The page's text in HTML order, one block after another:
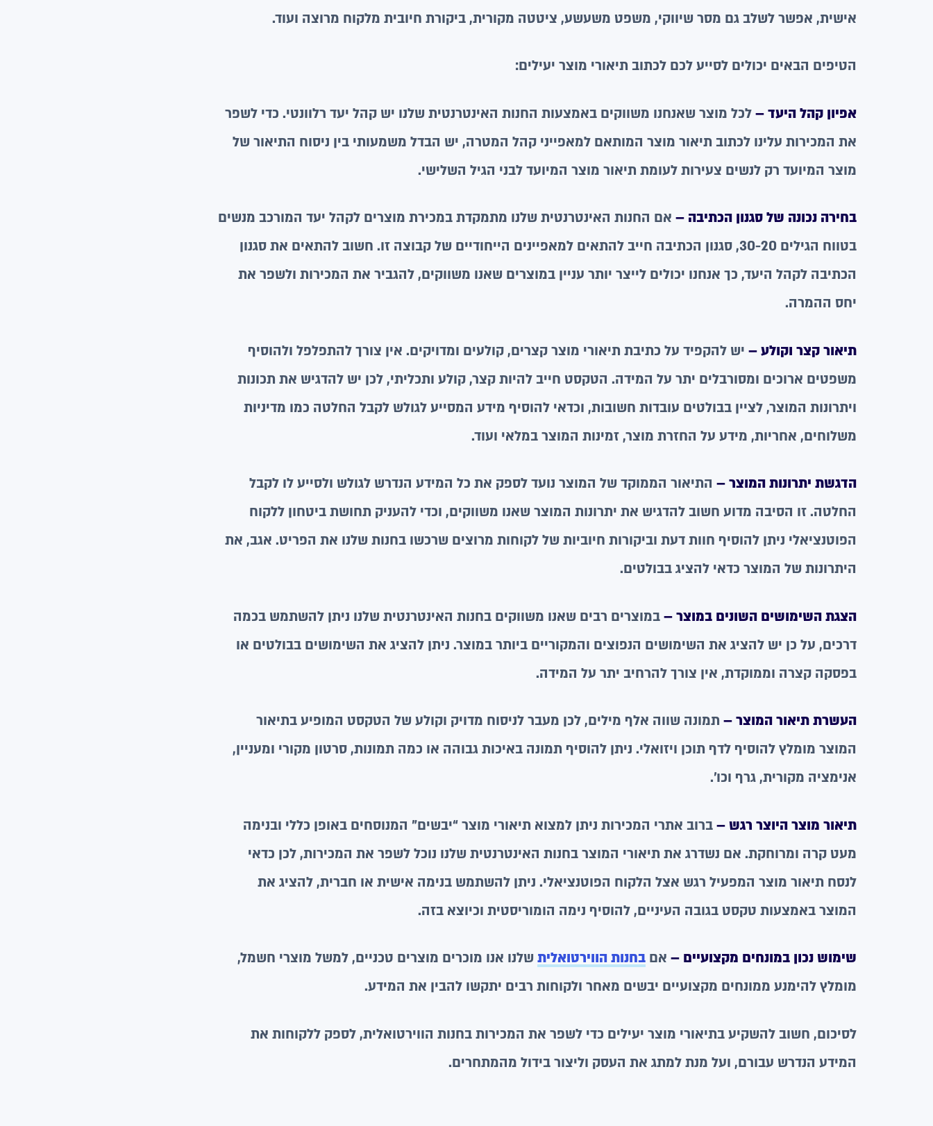
אישית, אפשר לשלב גם מסר שיווקי, משפט משעשע, ציטטה מקורית, ביקורת חיובית מלקוח מרוצה ועוד.
הטיפים הבאים יכולים לסייע לכם לכתוב תיאורי מוצר יעילים:
אפיון קהל היעד –לכל מוצר שאנחנו משווקים באמצעות החנות האינטרנטית שלנו יש קהל יעד רלוונטי. כדי לשפר
את המכירות עלינו לכתוב תיאור מוצר המותאם למאפייני קהל המטרה, יש הבדל משמעותי בין ניסוח התיאור של
מוצר המיועד רק לנשים צעירות לעומת תיאור מוצר המיועד לבני הגיל השלישי.
בחירה נכונה של סגנון הכתיבה – אם החנות האינטרנטית שלנו מתמקדת במכירת מוצרים לקהל יעד המורכב מנשים
בטווח הגילים 30-20, סגנון הכתיבה חייב להתאים למאפיינים הייחודיים של קבוצה זו. חשוב להתאים את סגנון
הכתיבה לקהל היעד, כך אנחנו יכולים לייצר יותר עניין במוצרים שאנו משווקים, להגביר את המכירות ולשפר את
יחס ההמרה.
תיאור קצר וקולע – יש להקפיד על כתיבת תיאורי מוצר קצרים, קולעים ומדויקים. אין צורך להתפלפל ולהוסיף
משפטים ארוכים ומסורבלים יתר על המידה. הטקסט חייב להיות קצר, קולע ותכליתי, לכן יש להדגיש את תכונות
ויתרונות המוצר, לציין בבולטים עובדות חשובות, וכדאי להוסיף מידע המסייע לגולש לקבל החלטה כמו מדיניות
משלוחים, אחריות, מידע על החזרת מוצר, זמינות המוצר במלאי ועוד.
הדגשת יתרונות המוצר – התיאור הממוקד של המוצר נועד לספק את כל המידע הנדרש לגולש ולסייע לו לקבל
החלטה. זו הסיבה מדוע חשוב להדגיש את יתרונות המוצר שאנו משווקים, וכדי להעניק תחושת ביטחון ללקוח
הפוטנציאלי ניתן להוסיף חוות דעת וביקורות חיוביות של לקוחות מרוצים שרכשו בחנות שלנו את הפריט. אגב, את
היתרונות של המוצר כדאי להציג בבולטים.
הצגת השימושים השונים במוצר –במוצרים רבים שאנו משווקים בחנות האינטרנטית שלנו ניתן להשתמש בכמה
דרכים, על כן יש להציג את השימושים הנפוצים והמקוריים ביותר במוצר. ניתן להציג את השימושים בבולטים או
בפסקה קצרה וממוקדת, אין צורך להרחיב יתר על המידה.
העשרת תיאור המוצר – תמונה שווה אלף מילים, לכן מעבר לניסוח מדויק וקולע של הטקסט המופיע בתיאור
המוצר מומלץ להוסיף לדף תוכן ויזואלי. ניתן להוסיף תמונה באיכות גבוהה או כמה תמונות, סרטון מקורי ומעניין,
אנימציה מקורית, גרף וכו’.
תיאור מוצר היוצר רגש –ברוב אתרי המכירות ניתן למצוא תיאורי מוצר “יבשים” המנוסחים באופן כללי ובנימה
מעט קרה ומרוחקת. אם נשדרג את תיאורי המוצר בחנות האינטרנטית שלנו נוכל לשפר את המכירות, לכן כדאי
לנסח תיאור מוצר המפעיל רגש אצל הלקוח הפוטנציאלי. ניתן להשתמש בנימה אישית או חברית, להציג את
המוצר באמצעות טקסט בגובה העיניים, להוסיף נימה הומוריסטית וכיוצא בזה.
שימוש נכון במונחים מקצועיים – אם בחנות הווירטואלית שלנו אנו מוכרים מוצרים טכניים, למשל מוצרי חשמל,
מומלץ להימנע ממונחים מקצועיים יבשים מאחר ולקוחות רבים יתקשו להבין את המידע.
לסיכום, חשוב להשקיע בתיאורי מוצר יעילים כדי לשפר את המכירות בחנות הווירטואלית, לספק ללקוחות את
המידע הנדרש עבורם, ועל מנת למתג את העסק וליצור בידול מהמתחרים.